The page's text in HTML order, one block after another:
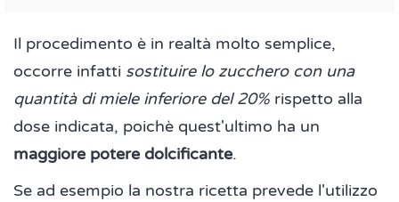
Il procedimento è in realtà molto semplice,
occorre infatti sostituire lo zucchero con una
quantità di miele inferiore del 20% rispetto alla
dose indicata, poichè quest'ultimo ha un
maggiore potere dolcificante.
Se ad esempio la nostra ricetta prevede l'utilizzo